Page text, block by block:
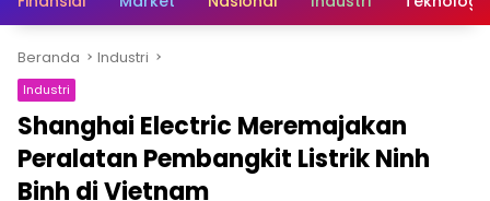
Beranda Industri
Industri
Shanghai Electric Meremajakan
Peralatan Pembangkit Listrik Ninh
Binh di Vietnam